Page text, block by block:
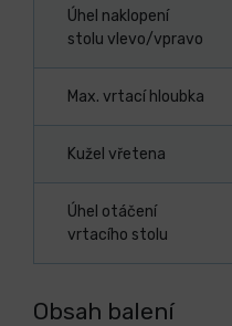
Úhel naklopení
stolu vlevo/vpravo
Max. vrtací hloubka
Kužel vřetena
Úhel otáčení
vrtacího stolu
Obsah balení